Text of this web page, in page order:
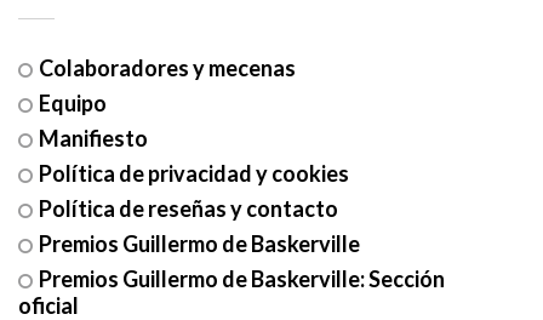
Colaboradores y mecenas
Equipo
Manifiesto
Política de privacidad y cookies
Política de reseñas y contacto
Premios Guillermo de Baskerville
Premios Guillermo de Baskerville: Sección
oficial